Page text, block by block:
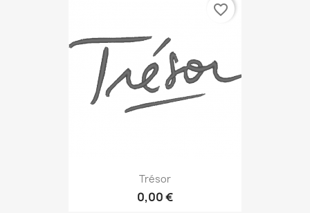
Trésor
0,00 €
favorite_border